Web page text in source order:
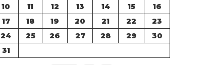
10
11 12 13 14 15
16
17
18 19 20 21 22
23
24
25 26 27 28 29
30
31